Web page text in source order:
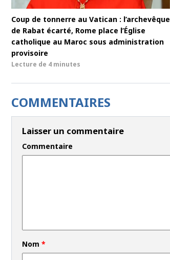
Coup de tonnerre au Vatican : l’archevêque
de Rabat écarté, Rome place l’Église
catholique au Maroc sous administration
provisoire
Lecture de 4 minutes
COMMENTAIRES
Laisser un commentaire
Commentaire
Nom *